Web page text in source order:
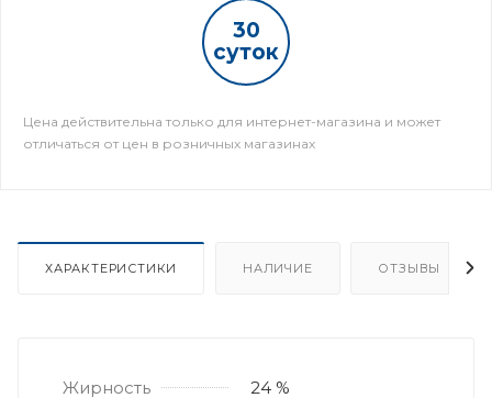
30
суток
Цена действительна только для интернет-магазина и может
отличаться от цен в розничных магазинах
ХАРАКТЕРИСТИКИ НАЛИЧИЕ ОТЗЫВЫ
Жирность
24 %